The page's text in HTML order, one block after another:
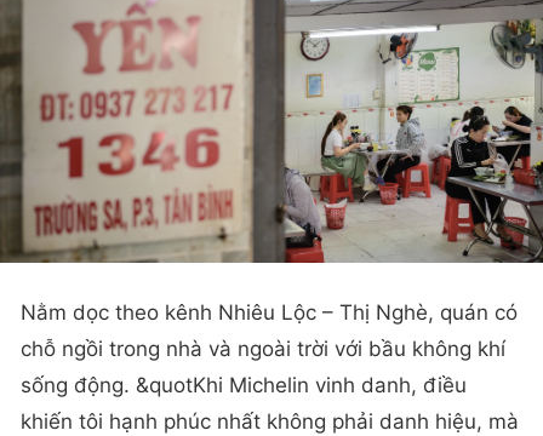
Nằm dọc theo kênh Nhiêu Lộc – Thị Nghè, quán có
chỗ ngồi trong nhà và ngoài trời với bầu không khí
sống động. &quotKhi Michelin vinh danh, điều
khiến tôi hạnh phúc nhất không phải danh hiệu, mà